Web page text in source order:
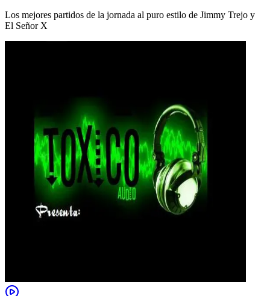
Los mejores partidos de la jornada al puro estilo de Jimmy Trejo y
El Señor X